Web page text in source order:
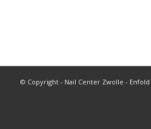
© Copyright - Nail Center Zwolle -